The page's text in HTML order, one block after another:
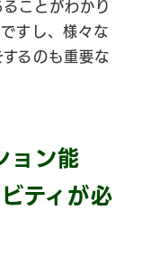
ことがわかり
すし、様々な
るのも重要な
ョン能
ティが必